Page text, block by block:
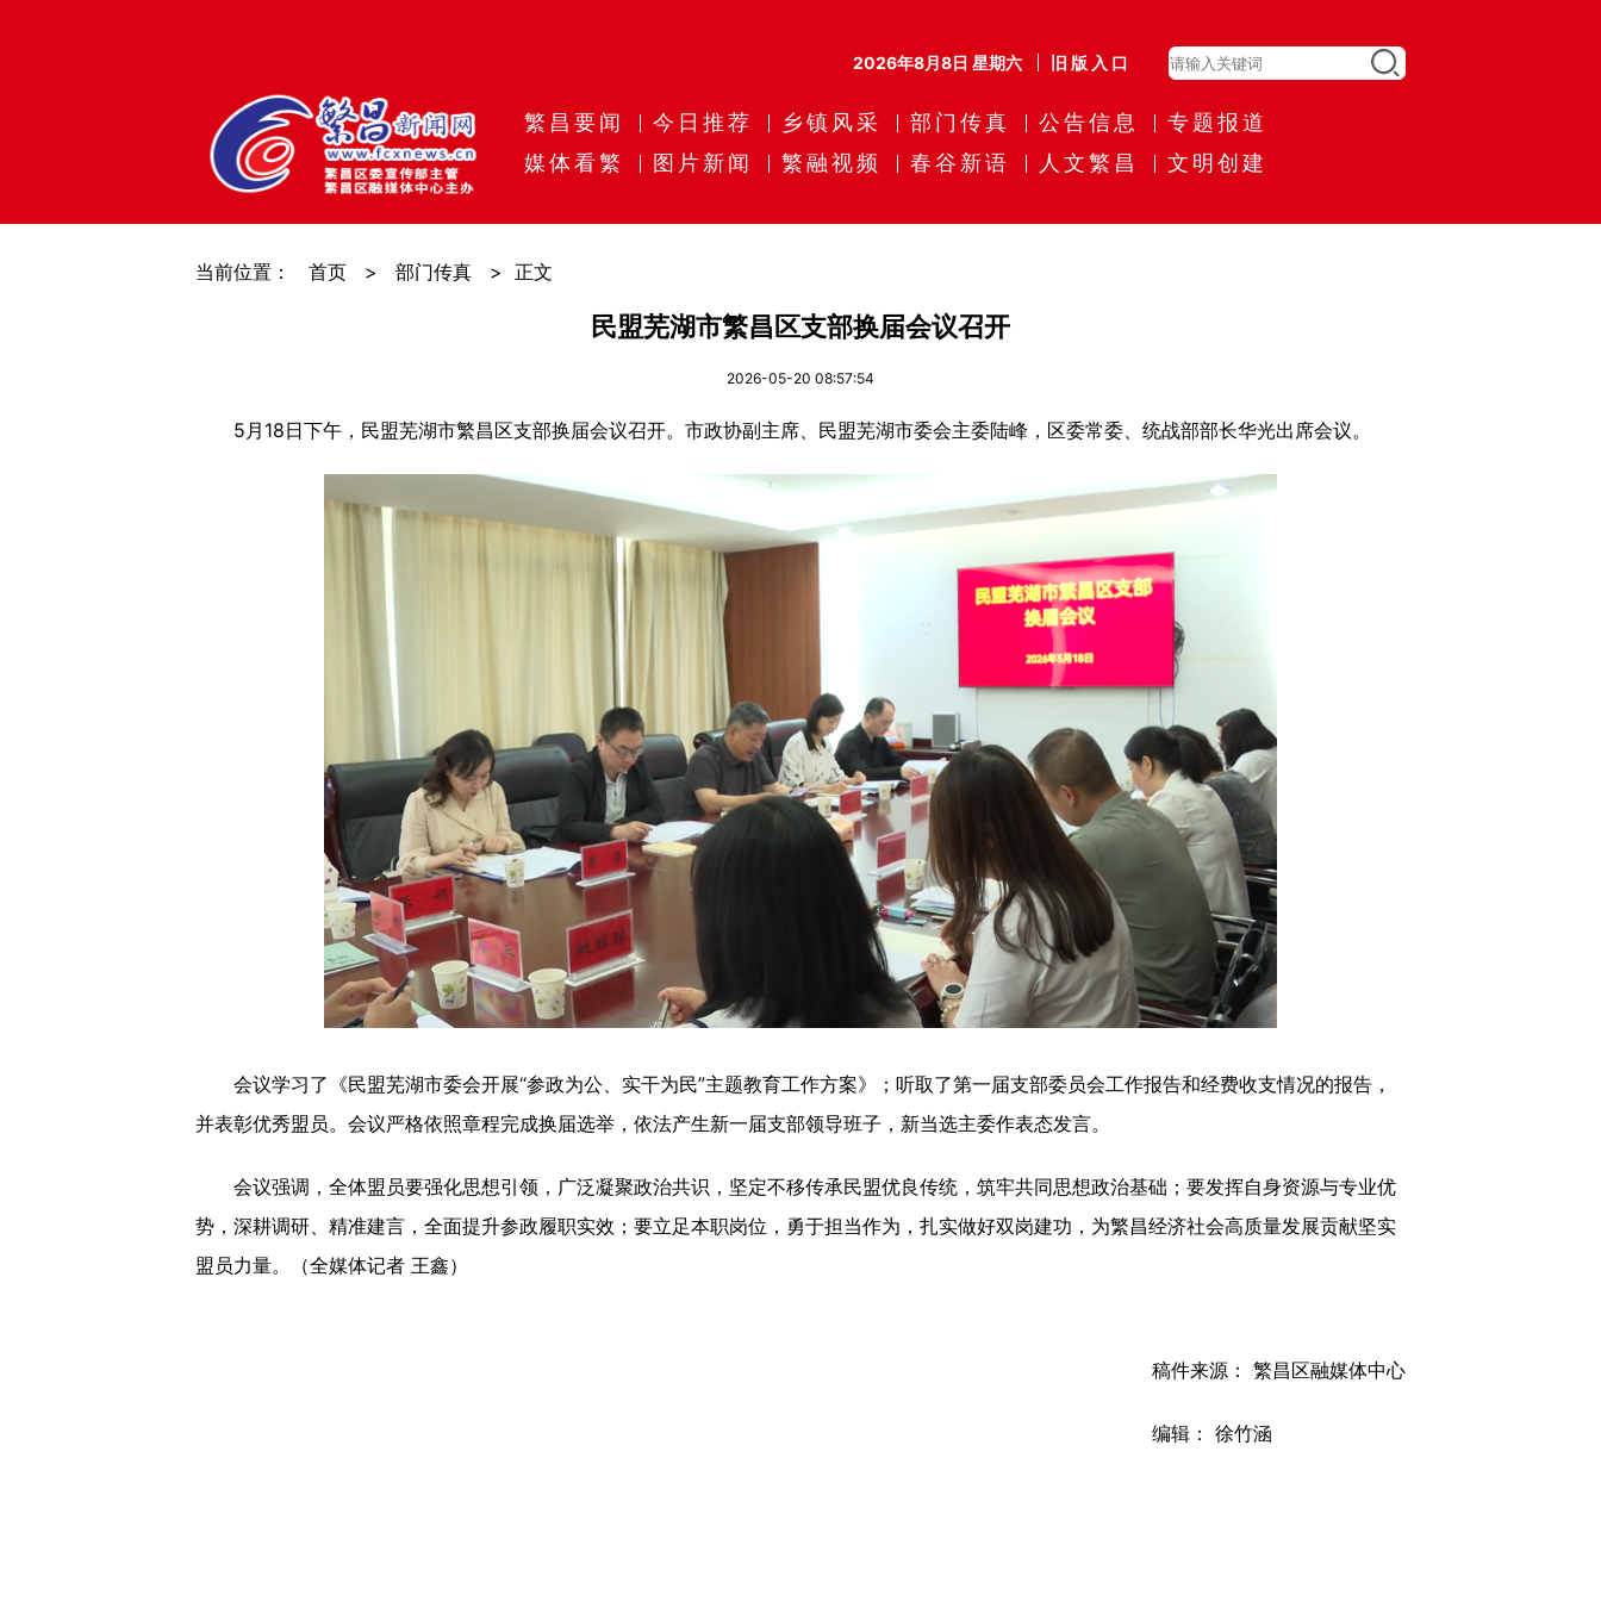
2026年8月8日 星期六 旧版入口
繁昌要闻 今日推荐 乡镇风采 部门传真 公告信息
专题报道
媒体看繁
图片新闻 繁融视频 春谷新语 人文繁昌 文明创建
当前位置： 首页 > 部门传真 > 正文
民盟芜湖市繁昌区支部换届会议召开
2026-05-20 08:57:54
5月18日下午，民盟芜湖市繁昌区支部换届会议召开。市政协副主席、民盟芜湖市委会主委陆峰，区委常委、统战部部长华光出席会议。
会议学习了《民盟芜湖市委会开展“参政为公、实干为民”主题教育工作方案》；听取了第一届支部委员会工作报告和经费收支情况的报告，
并表彰优秀盟员。会议严格依照章程完成换届选举，依法产生新一届支部领导班子，新当选主委作表态发言。
会议强调，全体盟员要强化思想引领，广泛凝聚政治共识，坚定不移传承民盟优良传统，筑牢共同思想政治基础；要发挥自身资源与专业优
势，深耕调研、精准建言，全面提升参政履职实效；要立足本职岗位，勇于担当作为，扎实做好双岗建功，为繁昌经济社会高质量发展贡献坚实
盟员力量。（全媒体记者 王鑫）
稿件来源： 繁昌区融媒体中心
编辑： 徐竹涵